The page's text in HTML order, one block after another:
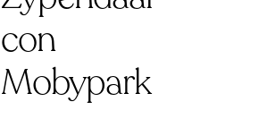
con
Mobypark